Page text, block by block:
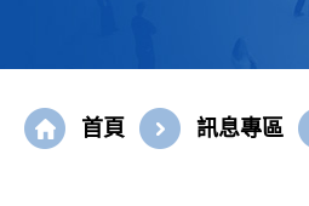
首頁 訊息專區